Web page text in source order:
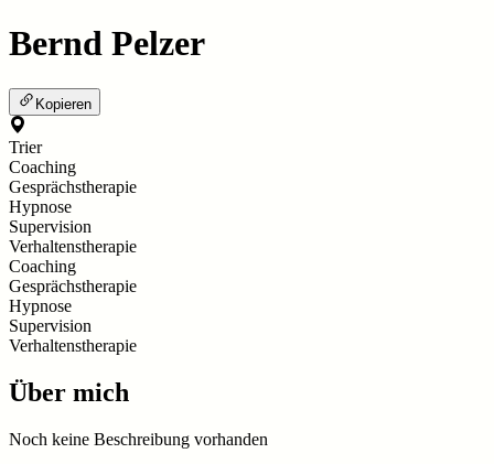
Bernd Pelzer
Kopieren
Trier
Coaching
Gesprächstherapie
Hypnose
Supervision
Verhaltenstherapie
Coaching
Gesprächstherapie
Hypnose
Supervision
Verhaltenstherapie
Über mich
Noch keine Beschreibung vorhanden